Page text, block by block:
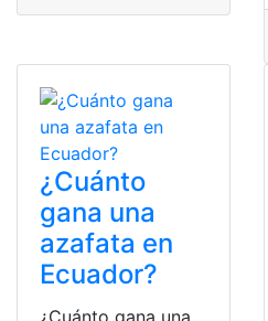
¿Cuánto
gana una
azafata en
Ecuador?
¿Cuánto gana una